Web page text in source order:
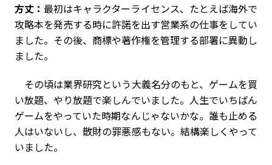
方丈：最初はキャラクターライセンス、たとえば海外で
攻略本を発売する時に許諾を出す営業系の仕事をしてい
ました。その後、商標や著作権を管理する部署に異動し
ました。
その頃は業界研究という大義名分のもと、ゲームを買
い放題、やり放題で楽しんでいました。人生でいちばん
ゲームをやっていた時期なんじゃないかな。誰も止める
人はいないし、散財の罪悪感もない。結構楽しくやって
いました。